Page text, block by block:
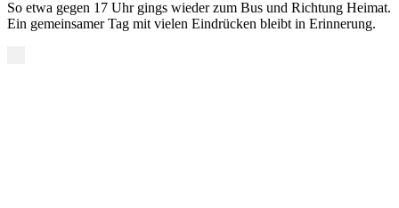
So etwa gegen 17 Uhr gings wieder zum Bus und Richtung Heimat.
Ein gemeinsamer Tag mit vielen Eindrücken bleibt in Erinnerung.